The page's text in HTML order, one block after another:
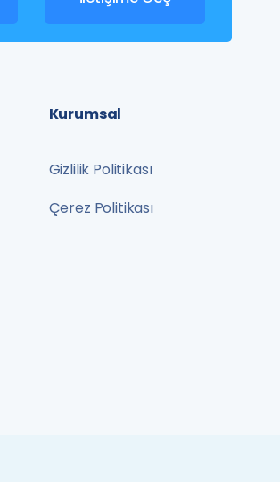
Kurumsal
Gizlilik Politikası
Çerez Politikası